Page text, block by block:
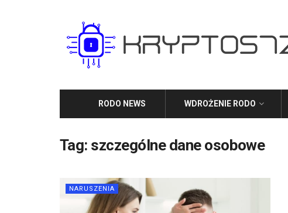
RODO NEWS WDROŻENIE RODO
Tag: szczególne dane osobowe
NARUSZENIA